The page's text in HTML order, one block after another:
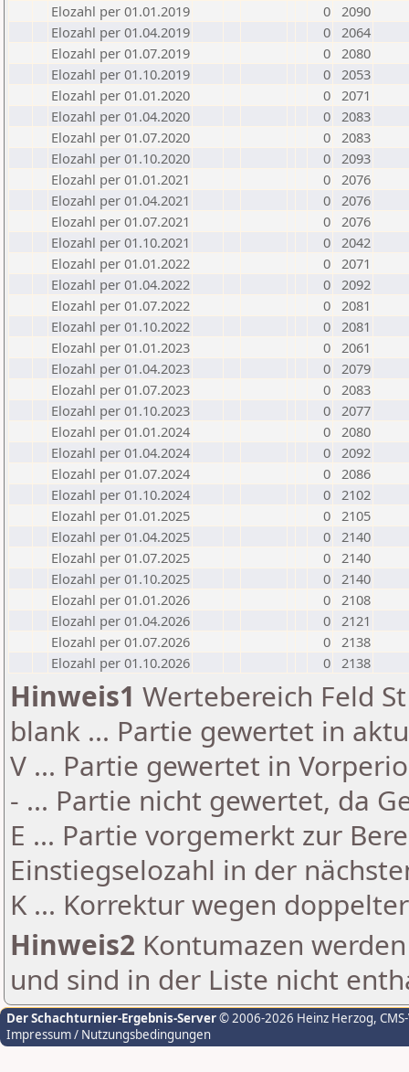
Elozahl per 01.01.2019
0 2090
Elozahl per 01.04.2019
0 2064
Elozahl per 01.07.2019
0 2080
Elozahl per 01.10.2019
0 2053
Elozahl per 01.01.2020
0 2071
Elozahl per 01.04.2020
0 2083
Elozahl per 01.07.2020
0 2083
Elozahl per 01.10.2020
0 2093
Elozahl per 01.01.2021
0 2076
Elozahl per 01.04.2021
0 2076
Elozahl per 01.07.2021
0 2076
Elozahl per 01.10.2021
0 2042
Elozahl per 01.01.2022
0 2071
Elozahl per 01.04.2022
0 2092
Elozahl per 01.07.2022
0 2081
Elozahl per 01.10.2022
0 2081
Elozahl per 01.01.2023
0 2061
Elozahl per 01.04.2023
0 2079
Elozahl per 01.07.2023
0 2083
Elozahl per 01.10.2023
0 2077
Elozahl per 01.01.2024
0 2080
Elozahl per 01.04.2024
0 2092
Elozahl per 01.07.2024
0 2086
Elozahl per 01.10.2024
0 2102
Elozahl per 01.01.2025
0 2105
Elozahl per 01.04.2025
0 2140
Elozahl per 01.07.2025
0 2140
Elozahl per 01.10.2025
0 2140
Elozahl per 01.01.2026
0 2108
Elozahl per 01.04.2026
0 2121
Elozahl per 01.07.2026
0 2138
Elozahl per 01.10.2026
0 2138
Hinweis1 Wertebereich Feld
blank ... Partie gewertet in
V ... Partie gewertet in
- ... Partie nicht gewertet, da
E ... Partie vorgemerkt zur
Einstiegselozahl in der
K ... Korrektur wegen
Hinweis2 Kontumazen
und sind in der Liste nicht
Der Schachturnier-Ergebnis-Server© 2006-2026 Heinz Herzog,
Impressum / Nutzungsbedingungen